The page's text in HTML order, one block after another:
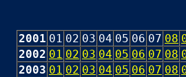
2001 01 02 03 04 05 06 07 08
2002 01 02 03 04 05 06 07 08
2003 01 02 03 04 05 06 07 08